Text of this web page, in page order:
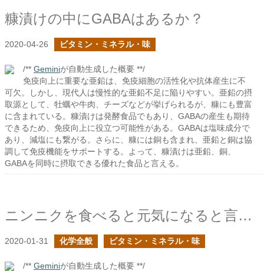
糠漬けの中にGABAはあるか？
2020-04-26 ビタミン・ミネラル・味
/** Geminiが自動生成した概要 **/
免疫向上に重要な亜鉛は、免疫細胞の活性化や抗体産生に不
可欠。しかし、現代人は慢性的な亜鉛不足に陥りやすい。亜鉛の摂
取源として、牡蠣や牛肉、チーズなどが挙げられるが、糠にも豊富
に含まれている。糠漬けは発酵食品でもあり、GABAの産生も期待
できるため、免疫向上に役立つ可能性がある。GABAは塩味成分で
あり、減塩にも繋がる。さらに、糠には銅も含まれ、亜鉛と銅は協
調して免疫機能をサポートする。よって、糠漬けは亜鉛、銅、
GABAを同時に摂取できる優れた食品と言える。
ニンニクを食べると元気になると言うけれど
2020-01-31 化学全般 ビタミン・ミネラル・味
/** Geminiが自動生成した概要 **/